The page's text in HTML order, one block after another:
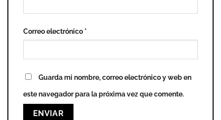
Correo electrónico *
Guarda mi nombre, correo electrónico y web en
este navegador para la próxima vez que comente.